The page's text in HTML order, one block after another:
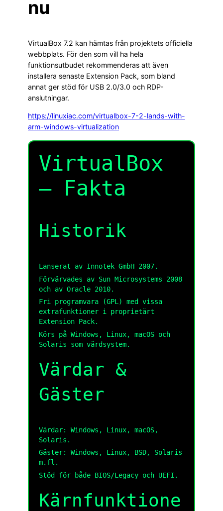
nu
VirtualBox 7.2 kan hämtas från projektets officiella
webbplats. För den som vill ha hela
funktionsutbudet rekommenderas att även
installera senaste Extension Pack, som bland
annat ger stöd för USB 2.0/3.0 och RDP-
anslutningar.
https://linuxiac.com/virtualbox-7-2-lands-with-
arm-windows-virtualization
VirtualBox
– Fakta
Historik
Lanserat av Innotek GmbH 2007.
Förvärvades av Sun Microsystems 2008
och av Oracle 2010.
Fri programvara (GPL) med vissa
extrafunktioner i proprietärt
Extension Pack.
Körs på Windows, Linux, macOS och
Solaris som värdsystem.
Värdar &
Gäster
Värdar: Windows, Linux, macOS,
Solaris.
Gäster: Windows, Linux, BSD, Solaris
m.fl.
Stöd för både BIOS/Legacy och UEFI.
Kärnfunktione